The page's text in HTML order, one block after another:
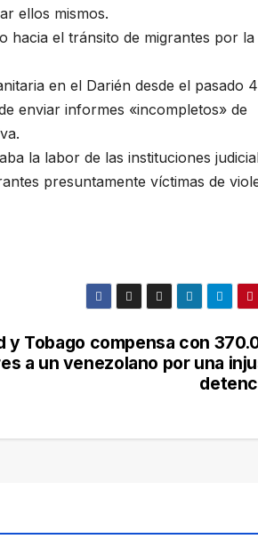
ellos mismos.
hacia el tránsito de migrantes por la
en el Darién desde el pasado
enviar informes «incompletos» de
la labor de las instituciones
presuntamente víctimas de
y Tobago compensa con
a un venezolano por una